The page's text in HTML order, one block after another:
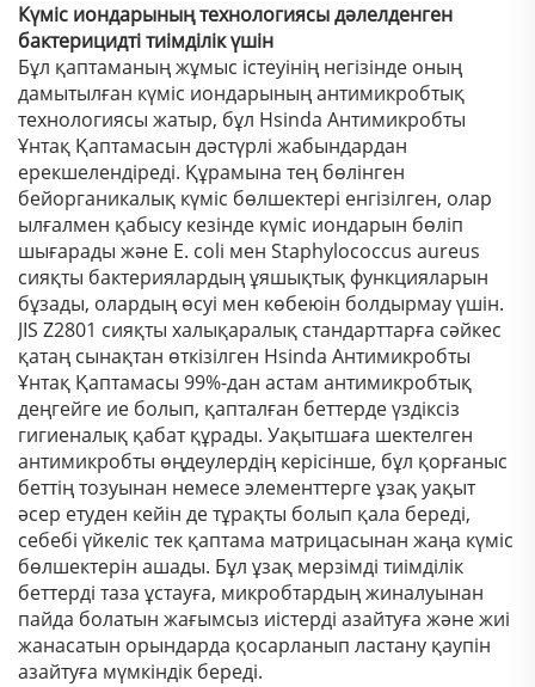
Күміс иондарының технологиясы дәлелденген
бактерицидті тиімділік үшін
Бұл қаптаманың жұмыс істеуінің негізінде оның
дамытылған күміс иондарының антимикробтық
технологиясы жатыр, бұл Hsinda Антимикробты
Ұнтақ Қаптамасын дәстүрлі жабындардан
ерекшелендіреді. Құрамына тең бөлінген
бейорганикалық күміс бөлшектері енгізілген, олар
ылғалмен қабысу кезінде күміс иондарын бөліп
шығарады және E. coli мен Staphylococcus aureus
сияқты бактериялардың ұяшықтық функцияларын
бұзады, олардың өсуі мен көбеюін болдырмау үшін.
JIS Z2801 сияқты халықаралық стандарттарға сәйкес
қатаң сынақтан өткізілген Hsinda Антимикробты
Ұнтақ Қаптамасы 99%-дан астам антимикробтық
деңгейге ие болып, қапталған беттерде үздіксіз
гигиеналық қабат құрады. Уақытшаға шектелген
антимикробты өңдеулердің керісінше, бұл қорғаныс
беттің тозуынан немесе элементтерге ұзақ уақыт
әсер етуден кейін де тұрақты болып қала береді,
себебі үйкеліс тек қаптама матрицасынан жаңа күміс
бөлшектерін ашады. Бұл ұзақ мерзімді тиімділік
беттерді таза ұстауға, микробтардың жиналуынан
пайда болатын жағымсыз иістерді азайтуға және жиі
жанасатын орындарда қосарланып ластану қаупін
азайтуға мүмкіндік береді.